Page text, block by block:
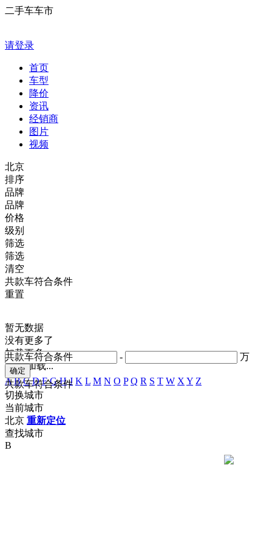
二手车车市
请登录
首页
车型
降价
资讯
经销商
图片
视频
北京
排序
品牌
品牌
价格
- 万
共款车符合条件
级别
共款车符合条件
筛选
筛选
清空
共款车符合条件
重置
暂无数据
没有更多了
加载更多
正在加载...
A B C D F G H J K L M N O P Q R S T W X Y Z
切换城市
当前城市
北京 重新定位
查找城市
B